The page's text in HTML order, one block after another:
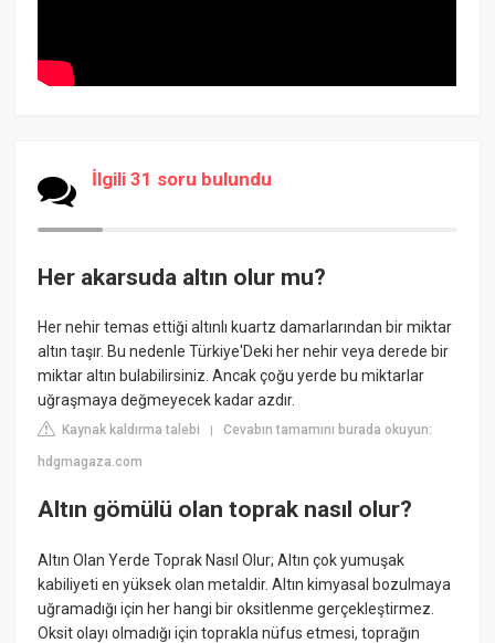
İlgili 31 soru bulundu
Her akarsuda altın olur mu?
Her nehir temas ettiği altınlı kuartz damarlarından bir miktar
altın taşır. Bu nedenle Türkiye'Deki her nehir veya derede bir
miktar altın bulabilirsiniz. Ancak çoğu yerde bu miktarlar
uğraşmaya değmeyecek kadar azdır.
Kaynak kaldırma talebi |Cevabın tamamını burada okuyun:
hdgmagaza.com
Altın gömülü olan toprak nasıl olur?
Altın Olan Yerde Toprak Nasıl Olur; Altın çok yumuşak
kabiliyeti en yüksek olan metaldir. Altın kimyasal bozulmaya
uğramadığı için her hangi bir oksitlenme gerçekleştirmez.
Oksit olayı olmadığı için toprakla nüfus etmesi, toprağın